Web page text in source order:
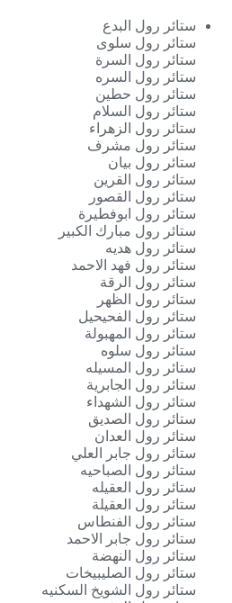
ستائر رول البدع
ستائر رول سلوى
ستائر رول السرة
ستائر رول السره
ستائر رول حطين
ستائر رول السلام
ستائر رول الزهراء
ستائر رول مشرف
ستائر رول بيان
ستائر رول القرين
ستائر رول القصور
ستائر رول ابوفطيرة
ستائر رول مبارك الكبير
ستائر رول هديه
ستائر رول فهد الاحمد
ستائر رول الرقة
ستائر رول الظهر
ستائر رول الفحيحيل
ستائر رول المهبولة
ستائر رول سلوه
ستائر رول المسيله
ستائر رول الجابرية
ستائر رول الشهداء
ستائر رول الصديق
ستائر رول العدان
ستائر رول جابر العلي
ستائر رول الصباحيه
ستائر رول العقيله
ستائر رول العقيلة
ستائر رول الفنطاس
ستائر رول جابر الاحمد
ستائر رول النهضة
ستائر رول الصليبيخات
ستائر رول الشويخ السكنيه